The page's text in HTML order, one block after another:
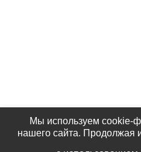
Мы используем cookie-
нашего сайта. Продолжая